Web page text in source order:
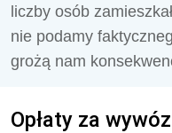
liczby osób
nie podamy
grożą nam
Opłaty za